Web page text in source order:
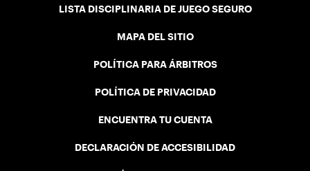
LISTA DISCIPLINARIA DE JUEGO SEGURO
MAPA DEL SITIO
POLÍTICA PARA ÁRBITROS
POLÍTICA DE PRIVACIDAD
ENCUENTRA TU CUENTA
DECLARACIÓN DE ACCESIBILIDAD